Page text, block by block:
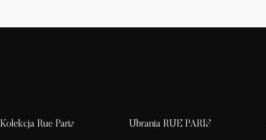
Kolekcja Rue Paris Ubrania RUE PARIS